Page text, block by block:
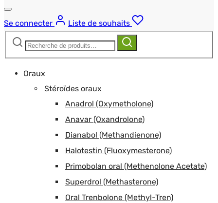
Se connecter
Liste de souhaits
Recherche
Recherche
Oraux
Stéroïdes oraux
Anadrol (Oxymetholone)
Anavar (Oxandrolone)
Dianabol (Methandienone)
Halotestin (Fluoxymesterone)
Primobolan oral (Methenolone Acetate)
Superdrol (Methasterone)
Oral Trenbolone (Methyl-Tren)